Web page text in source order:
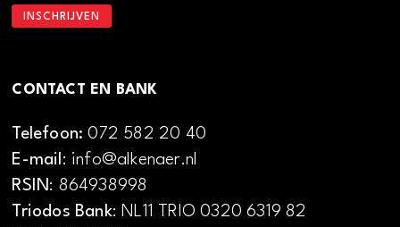
CONTACT EN BANK
Telefoon:072 582 20 40
E-mail: info@alkenaer.nl
RSIN: 864938998
Triodos Bank: NL11 TRIO 0320 6319 82